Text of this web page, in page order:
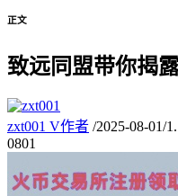
正文
致远同盟带你揭
zxt001 V作者 /2025-08-01/
0801